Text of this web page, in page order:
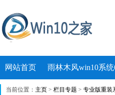
网站首页 雨林木风win10系统
当前位置： 主页 > 栏目专题 > 专业版重装